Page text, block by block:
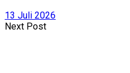
13 Juli 2026
Next Post